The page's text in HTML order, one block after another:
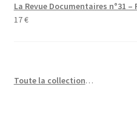
La Revue Documentaires n°31
17€
Toute la collection…